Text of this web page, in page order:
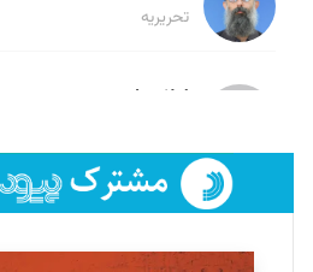
تحریریه
لیلا حنارود
فائزه فتحی رستمی
تحریریه